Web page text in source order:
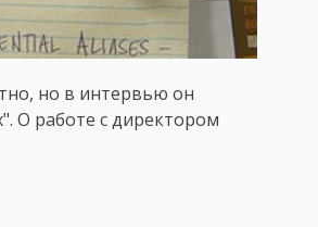
но в интервью он
О работе с директором